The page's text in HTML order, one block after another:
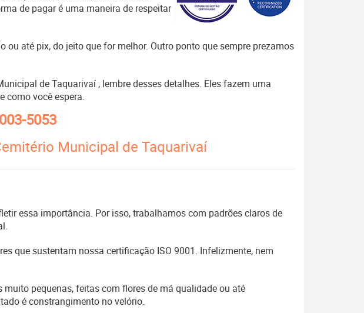
de pagar é uma maneira de respeitar
até pix, do jeito que for melhor. Outro ponto que sempre prezamos
de Taquarivaí , lembre desses detalhes. Eles fazem uma
como você espera.
5053
Municipal de Taquarivaí
essa importância. Por isso, trabalhamos com padrões claros de
que sustentam nossa certificação ISO 9001. Infelizmente, nem
muito pequenas, feitas com flores de má qualidade ou até
é constrangimento no velório.